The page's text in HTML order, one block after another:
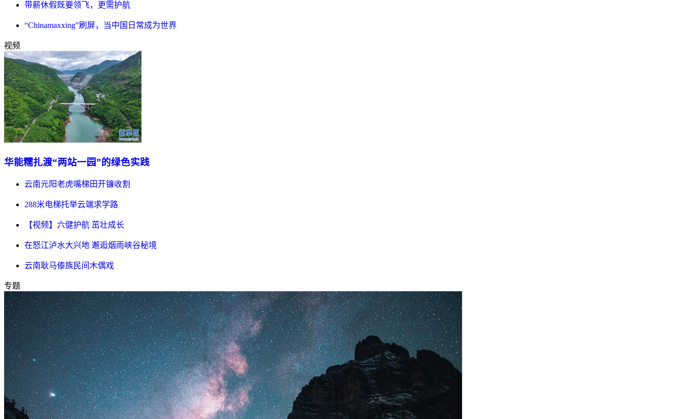
带薪休假既要领飞，更需护航
“Chinamaxxing”刷屏，当中国日常成为世界
视频
华能糯扎渡“两站一园”的绿色实践
云南元阳老虎嘴梯田开镰收割
288米电梯托举云端求学路
【视频】六健护航 茁壮成长
在怒江泸水大兴地 邂逅烟雨峡谷秘境
云南耿马傣族民间木偶戏
专题